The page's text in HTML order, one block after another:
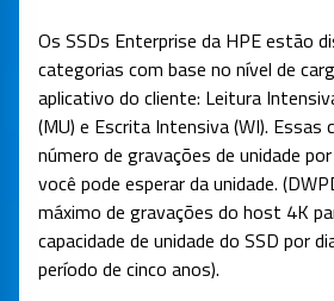
Os SSDs Enterprise da HPE estão
categorias com base no nível de
aplicativo do cliente: Leitura
(MU) e Escrita Intensiva (WI). Essas
número de gravações de unidade
você pode esperar da unidade.
máximo de gravações do host 4K
capacidade de unidade do SSD por
período de cinco anos).